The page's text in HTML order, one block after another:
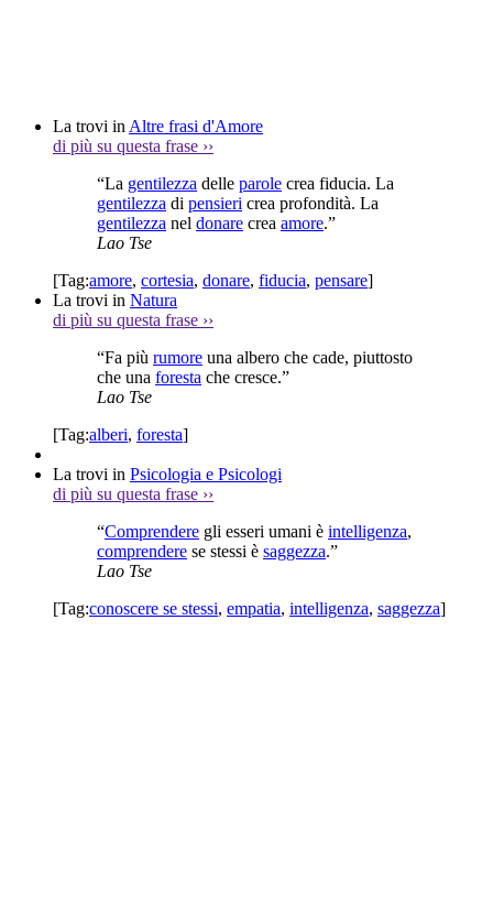
La trovi in Altre frasi d'Amore
di più su questa frase ››
“La gentilezza delle parole crea fiducia. La
gentilezza di pensieri crea profondità. La
gentilezza nel donare crea amore.”
Lao Tse
[Tag:amore, cortesia, donare, fiducia, pensare]
La trovi in Natura
di più su questa frase ››
“Fa più rumore una albero che cade, piuttosto
che una foresta che cresce.”
Lao Tse
[Tag:alberi, foresta]
La trovi in Psicologia e Psicologi
di più su questa frase ››
“Comprendere gli esseri umani è intelligenza,
comprendere se stessi è saggezza.”
Lao Tse
[Tag:conoscere se stessi, empatia, intelligenza, saggezza]